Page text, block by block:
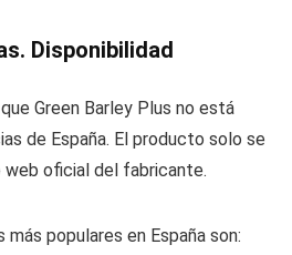
Disponibilidad
Green Barley Plus no está
de España. El producto solo se
web oficial del fabricante.
populares en España son: